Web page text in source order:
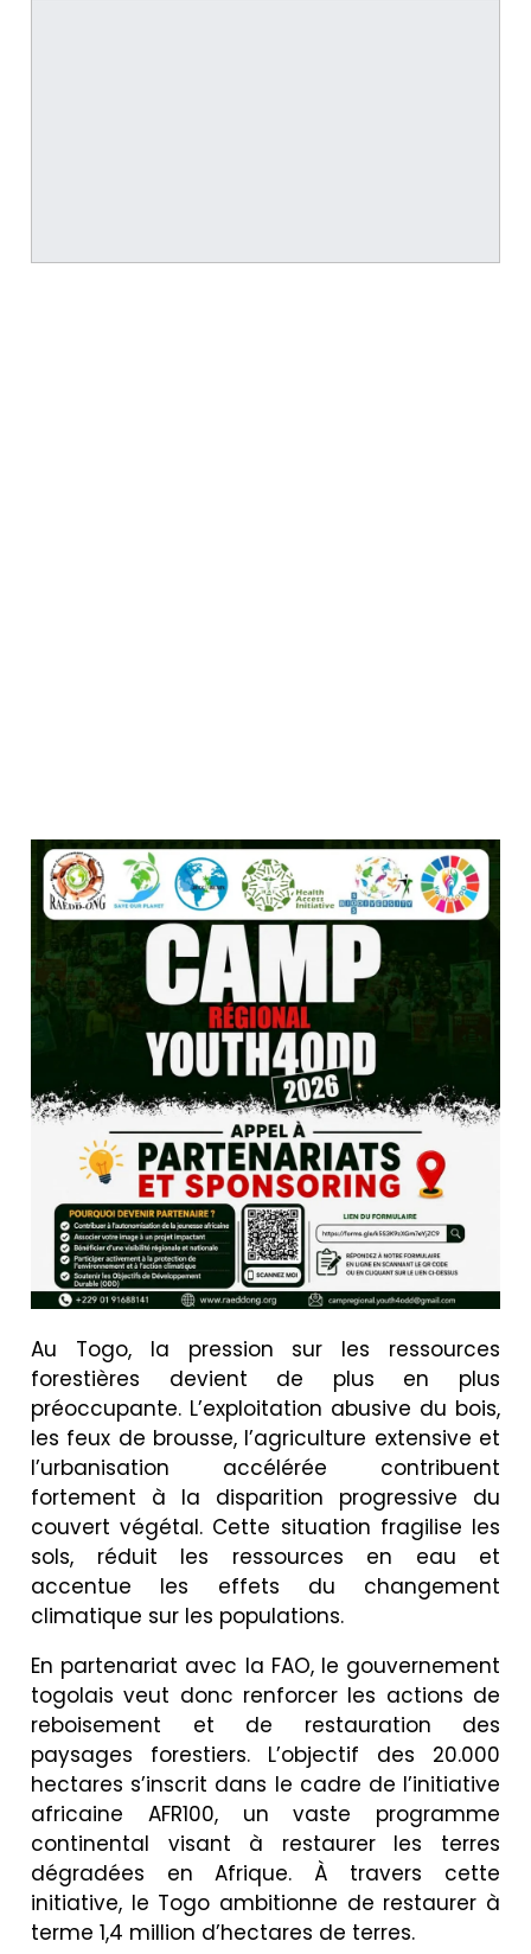
Au Togo, la pression sur les ressources
forestières devient de plus en plus
préoccupante. L’exploitation abusive du bois,
les feux de brousse, l’agriculture extensive et
l’urbanisation accélérée contribuent
fortement à la disparition progressive du
couvert végétal. Cette situation fragilise les
sols, réduit les ressources en eau et
accentue les effets du changement
climatique sur les populations.
En partenariat avec la FAO, le gouvernement
togolais veut donc renforcer les actions de
reboisement et de restauration des
paysages forestiers. L’objectif des 20.000
hectares s’inscrit dans le cadre de l’initiative
africaine AFR100, un vaste programme
continental visant à restaurer les terres
dégradées en Afrique. À travers cette
initiative, le Togo ambitionne de restaurer à
terme 1,4 million d’hectares de terres.